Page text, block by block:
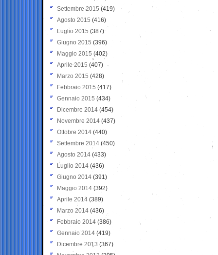
Settembre 2015 (419)
Agosto 2015 (416)
Luglio 2015 (387)
Giugno 2015 (396)
Maggio 2015 (402)
Aprile 2015 (407)
Marzo 2015 (428)
Febbraio 2015 (417)
Gennaio 2015 (434)
Dicembre 2014 (454)
Novembre 2014 (437)
Ottobre 2014 (440)
Settembre 2014 (450)
Agosto 2014 (433)
Luglio 2014 (436)
Giugno 2014 (391)
Maggio 2014 (392)
Aprile 2014 (389)
Marzo 2014 (436)
Febbraio 2014 (386)
Gennaio 2014 (419)
Dicembre 2013 (367)